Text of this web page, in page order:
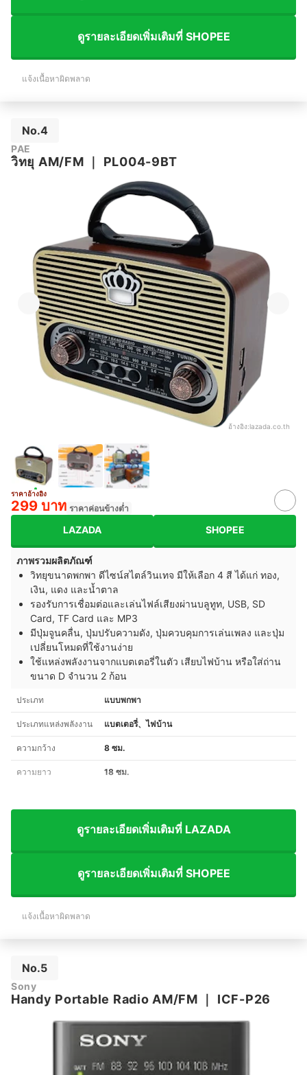
ดูรายละเอียดเพิ่มเติมที่ SHOPEE
แจ้งเนื้อหาผิดพลาด
No.4
PAE
วิทยุ AM/FM PL004-9BT
อ้างอิง:lazada.co.th
ราคาอ้างอิง
299 บาท ราคาค่อนข้างต่ำ
LAZADA SHOPEE
ภาพรวมผลิตภัณฑ์
วิทยุขนาดพกพา ดีไซน์สไตล์วินเทจ มีให้เลือก 4 สี ได้แก่ ทอง,
เงิน, แดง และน้ำตาล
รองรับการเชื่อมต่อและเล่นไฟล์เสียงผ่านบลูทูท, USB, SD
Card, TF Card และ MP3
มีปุ่มจูนคลื่น, ปุ่มปรับความดัง, ปุ่มควบคุมการเล่นเพลง และปุ่ม
เปลี่ยนโหมดที่ใช้งานง่าย
ใช้แหล่งพลังงานจากแบตเตอรี่ในตัว เสียบไฟบ้าน หรือใส่ถ่าน
ขนาด D จำนวน 2 ก้อน
ประเภท แบบพกพา
ประเภทแหล่งพลังงาน แบตเตอรี่、ไฟบ้าน
ความกว้าง 8 ซม.
ความยาว 18 ซม.
ดูรายละเอียดเพิ่มเติมที่ LAZADA
ดูรายละเอียดเพิ่มเติมที่ SHOPEE
แจ้งเนื้อหาผิดพลาด
No.5
Sony
Handy Portable Radio AM/FM ｜ ICF-P26